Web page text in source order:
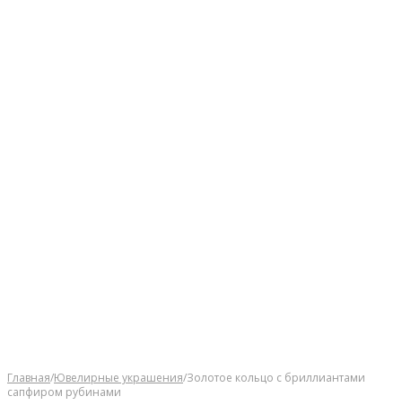
Главная/Ювелирные украшения/Золотое кольцо с бриллиантами
сапфиром рубинами